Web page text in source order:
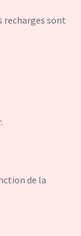
recharges sont
de la